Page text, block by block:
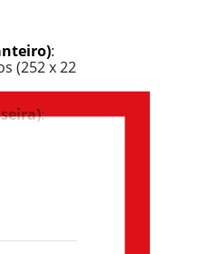
:
(252 x 22
: